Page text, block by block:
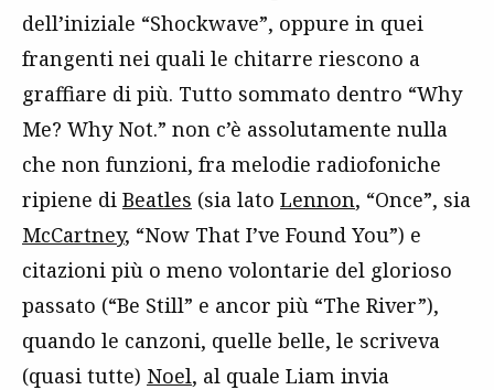
dell’iniziale “Shockwave”, oppure in quei
frangenti nei quali le chitarre riescono a
graffiare di più. Tutto sommato dentro “Why
Me? Why Not.” non c’è assolutamente nulla
che non funzioni, fra melodie radiofoniche
ripiene di Beatles (sia lato Lennon, “Once”, sia
McCartney, “Now That I’ve Found You”) e
citazioni più o meno volontarie del glorioso
passato (“Be Still” e ancor più “The River”),
quando le canzoni, quelle belle, le scriveva
(quasi tutte) Noel, al quale Liam invia